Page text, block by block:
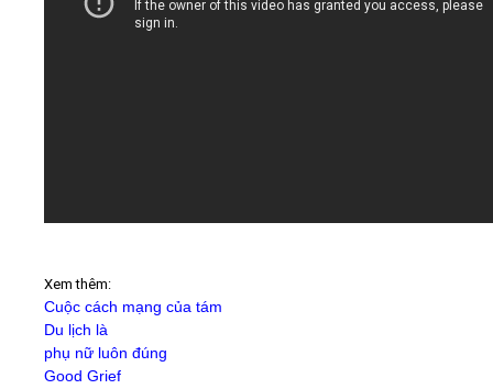
Xem thêm:
Cuộc cách mạng của tám
Du lịch là
phụ nữ luôn đúng
Good Grief